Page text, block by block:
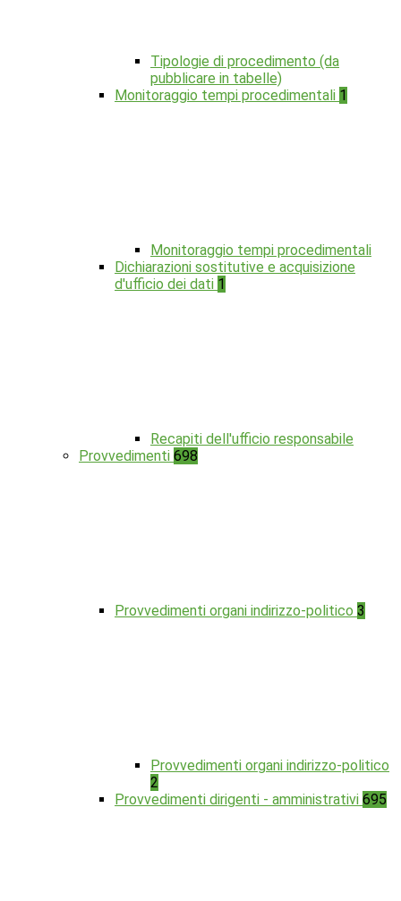
Tipologie di procedimento (da
pubblicare in tabelle)
Monitoraggio tempi procedimentali 1
Monitoraggio tempi procedimentali
Dichiarazioni sostitutive e acquisizione
d'ufficio dei dati 1
Recapiti dell'ufficio responsabile
Provvedimenti 698
Provvedimenti organi indirizzo-politico 3
Provvedimenti organi indirizzo-politico
2
Provvedimenti dirigenti - amministrativi 695